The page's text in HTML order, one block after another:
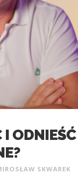
I ODNIEŚĆ
SKWAREK